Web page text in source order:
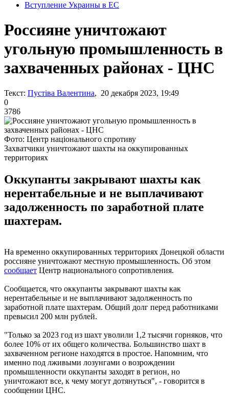
Вступление Украины в ЕС
Россияне уничтожают
угольную промышленность в
захваченных районах - ЦНС
Текст: Пустіва Валентина, 20 декабря 2023, 19:49
0
3786
Фото: Центр національного спротиву
Захватчики уничтожают шахты на оккупированных
территориях
Оккупанты закрывают шахты как
нерентабельные и не выплачивают
задолженность по заработной плате
шахтерам.
На временно оккупированных территориях Донецкой области
россияне уничтожают местную промышленность. Об этом
сообщает Центр национального сопротивления.
Сообщается, что оккупанты закрывают шахты как
нерентабельные и не выплачивают задолженность по
заработной плате шахтерам. Общий долг перед работниками
превысил 200 млн рублей.
"Только за 2023 год из шахт уволили 1,2 тысячи горняков, что
более 10% от их общего количества. Большинство шахт в
захваченном регионе находятся в простое. Напомним, что
именно под лживыми лозунгами о возрождении
промышленности оккупанты заходят в регион, но
уничтожают все, к чему могут дотянуться", - говорится в
сообщении ЦНС.